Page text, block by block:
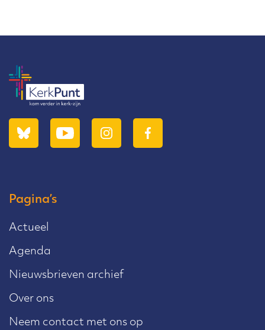
Pagina’s
Actueel
Agenda
Nieuwsbrieven archief
Over ons
Neem contact met ons op